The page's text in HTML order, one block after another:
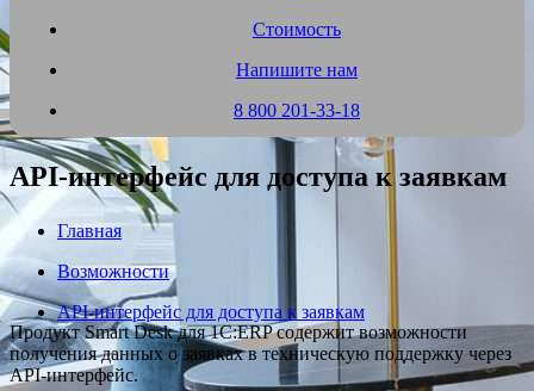
Стоимость
Напишите нам
8 800 201-33-18
API-интерфейс для доступа к заявкам
Главная
Возможности
API-интерфейс для доступа к заявкам
Продукт Smart Desk для 1С:ERP содержит возможности
получения данных о заявках в техническую поддержку через
API-интерфейс.